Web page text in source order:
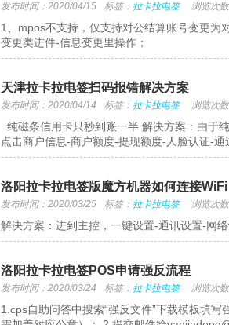
发布时间：2020/04/15 标签： 拉卡拉电签 浏览次
1、mpos不支持，仅支持对公结算账号变更为
变更类进件-信息变更里操作；
天津拉卡拉电签扫码报错解决方案
发布时间：2020/04/14 标签： 拉卡拉电签 浏览次
纯磁条信用卡只秒到账一半 解决方案：由于
点击商户信息-商户额度-提现额度-人脸认证-通
洛阳拉卡拉电签版魔方机器如何连接WiFi
发布时间：2020/03/25 标签： 拉卡拉电签 浏览次
解决方案：进到主控，一键设置-通讯设置-网
洛阳拉卡拉电签POS申请强反流程
发布时间：2020/03/24 标签： 拉卡拉电签 浏览次
1.cps自助问答中搜索“强反文件”下载模板填